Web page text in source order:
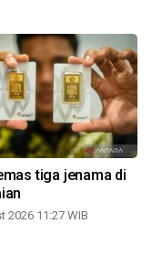
tiga jenama di
2026 11:27 WIB